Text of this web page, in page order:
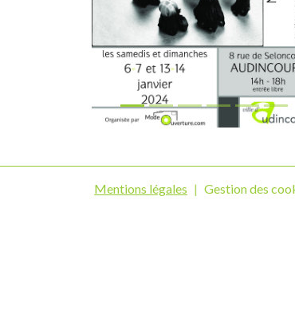
Affiche janvier2024
Mentions légales Gestion des